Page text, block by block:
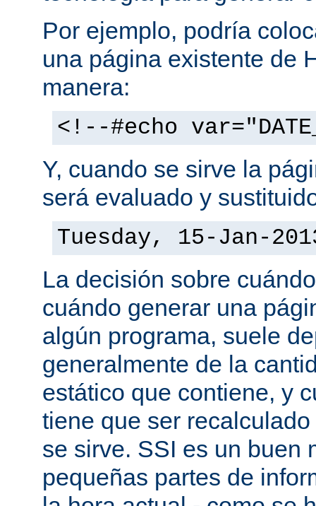
Por ejemplo, podría
una página existente de
manera:
<!--#echo
Y, cuando se sirve la
será evaluado y
Tuesday, 15-Jan-
La decisión sobre
cuándo generar una
algún programa, suele
generalmente de la
estático que contiene, y
tiene que ser
se sirve. SSI es un buen
pequeñas partes de